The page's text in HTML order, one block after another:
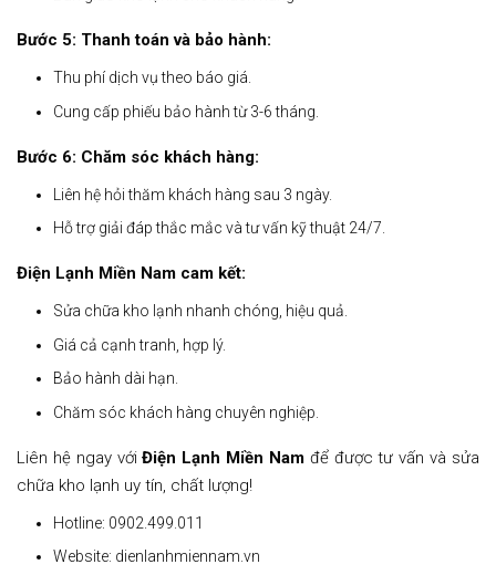
Bước 5: Thanh toán và bảo hành:
Thu phí dịch vụ theo báo giá.
Cung cấp phiếu bảo hành từ 3-6 tháng.
Bước 6: Chăm sóc khách hàng:
Liên hệ hỏi thăm khách hàng sau 3 ngày.
Hỗ trợ giải đáp thắc mắc và tư vấn kỹ thuật 24/7.
Điện Lạnh Miền Nam cam kết:
Sửa chữa kho lạnh nhanh chóng, hiệu quả.
Giá cả cạnh tranh, hợp lý.
Bảo hành dài hạn.
Chăm sóc khách hàng chuyên nghiệp.
Liên hệ ngay vớiĐiện Lạnh Miền Namđể được tư vấn và sửa
chữa kho lạnh uy tín, chất lượng!
Hotline: 0902.499.011
Website: dienlanhmiennam.vn